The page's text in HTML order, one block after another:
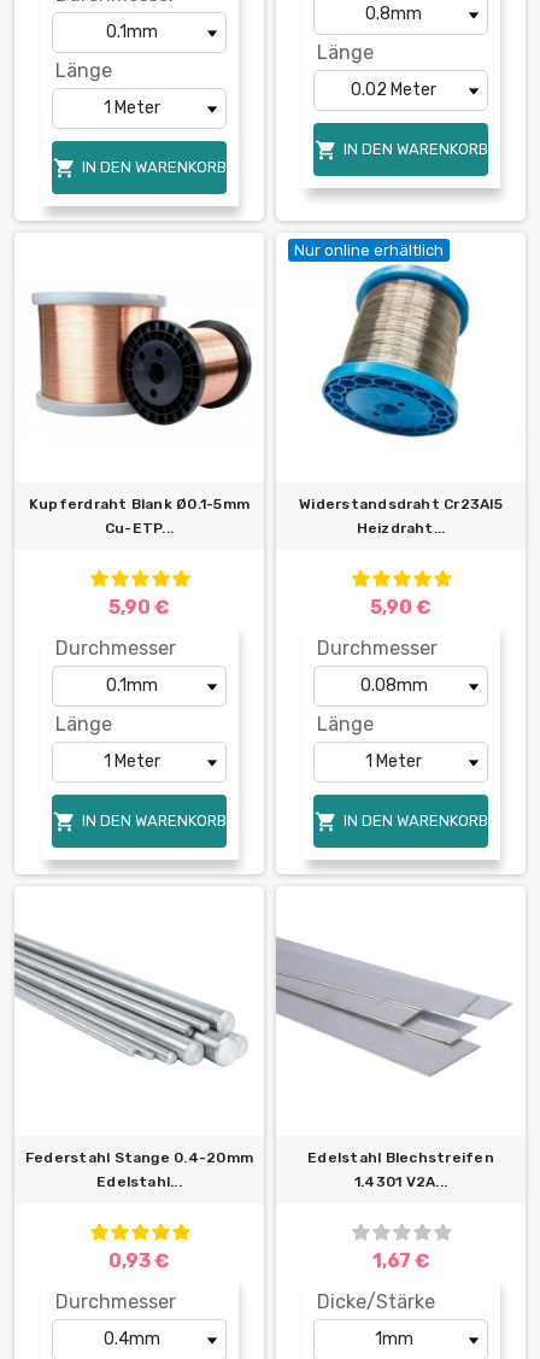
Länge
 IN DEN WARENKORB
Länge
 IN DEN WARENKORB
Kupferdraht Blank Ø0.1-5mm
Cu-ETP...
5,90 €
Durchmesser
Länge
 IN DEN WARENKORB
Nur online erhältlich
Widerstandsdraht Cr23Al5
Heizdraht...
5,90 €
Durchmesser
Länge
 IN DEN WARENKORB
Federstahl Stange 0.4-20mm
Edelstahl...
0,93 €
Durchmesser
Edelstahl Blechstreifen
1.4301 V2A...
1,67 €
Dicke/Stärke